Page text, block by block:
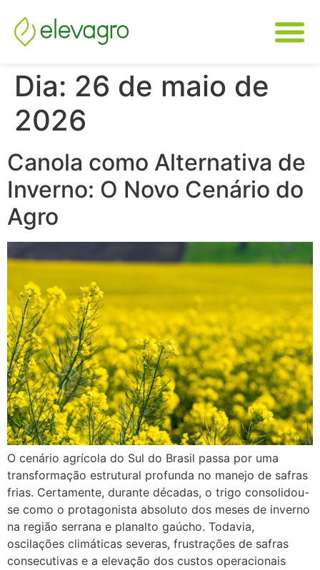
Dia: 26 de maio de
2026
Canola como Alternativa de
Inverno: O Novo Cenário do
Agro
O cenário agrícola do Sul do Brasil passa por uma
transformação estrutural profunda no manejo de safras
frias. Certamente, durante décadas, o trigo consolidou-
se como o protagonista absoluto dos meses de inverno
na região serrana e planalto gaúcho. Todavia,
oscilações climáticas severas, frustrações de safras
consecutivas e a elevação dos custos operacionais